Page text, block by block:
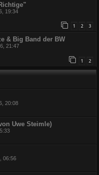
19:34
1 2 3
& Big Band der BW
21:47
1 2
20:08
Uwe Steimle)
06:56